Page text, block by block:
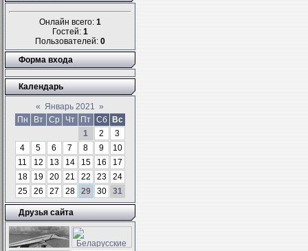
Онлайн всего: 1
Гостей: 1
Пользователей: 0
Форма входа
Календарь
« Январь 2021 »
Пн
Вт Ср Чт Пт Сб
Вс
1
2
3
4
5 6 7 8 9
10
11
12 13 14 15 16
17
18
19 20 21 22 23
24
25
26 27 28 29 30 31
Друзья сайта